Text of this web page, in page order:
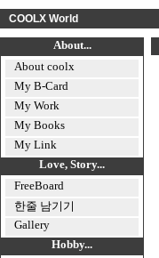
COOLX World
About...
About coolx
My B-Card
My Work
My Books
My Link
Love, Story...
FreeBoard
한줄 남기기
Gallery
Hobby...